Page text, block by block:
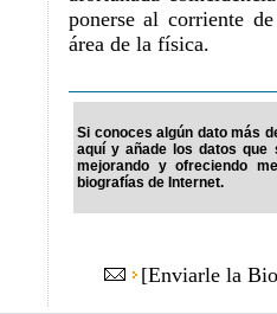
ponerse al corriente
área de la física.
Si conoces algún dato más
aquí y añade los datos que
mejorando y ofreciendo
biografías de Internet.
[Enviarle la